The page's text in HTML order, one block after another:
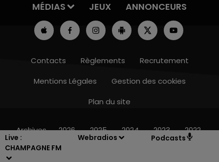
Live :
CHAMPAGNE FM
Webradios Podcasts
MÉDIAS
JEUX ANNONCEURS
Contacts Règlements
Recrutement
Mentions Légales
Gestion des cookies
Plan du site
Archives 2026 2025 2024 2023 2022